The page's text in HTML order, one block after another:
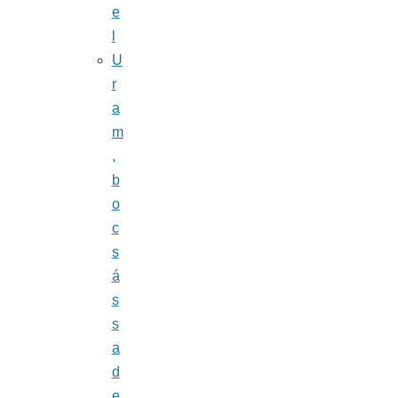
e
U
r
a
m
,
b
o
c
s
á
s
s
a
d